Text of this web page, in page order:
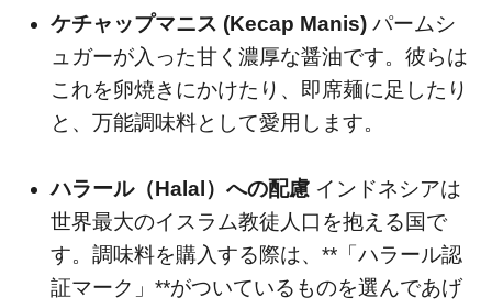
ケチャップマニス (Kecap Manis)パームシ
ュガーが入った甘く濃厚な醤油です。彼らは
これを卵焼きにかけたり、即席麺に足したり
と、万能調味料として愛用します。
ハラール（Halal）への配慮インドネシアは
世界最大のイスラム教徒人口を抱える国で
す。調味料を購入する際は、**「ハラール認
証マーク」**がついているものを選んであげ